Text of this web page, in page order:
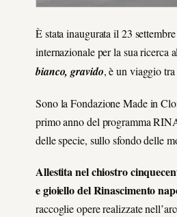
È stata inaugurata il 23 settembre
internazionale per la sua ricerca
bianco, gravido, è un viaggio
Sono la Fondazione Made in
primo anno del programma
delle specie, sullo sfondo delle
Allestita nel chiostro
egioiello del Rinascimento
raccoglie opere realizzate